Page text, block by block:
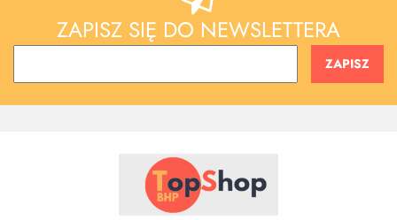
ZAPISZ SIĘ DO NEWSLETTERA